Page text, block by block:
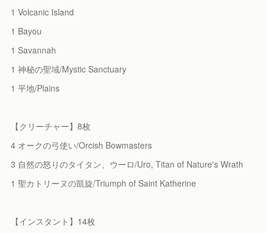
1 Volcanic Island
1 Bayou
1 Savannah
1 神秘の聖域/Mystic Sanctuary
1 平地/Plains
【クリーチャー】8枚
4 オークの弓使い/Orcish Bowmasters
3 自然の怒りのタイタン、ウーロ/Uro, Titan of Nature's Wrath
1 聖カトリーヌの凱旋/Triumph of Saint Katherine
【インスタント】14枚